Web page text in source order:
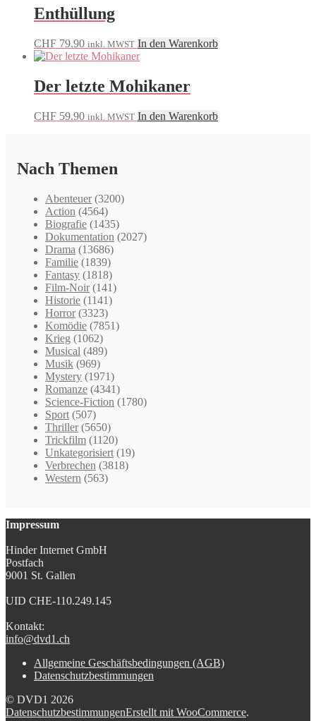
Enthüllung
CHF 79.90 inkl. MWST In den Warenkorb
Der letzte Mohikaner
CHF 59.90 inkl. MWST In den Warenkorb
Nach Themen
Abenteuer (3200)
Action (4564)
Biografie (1435)
Dokumentation (2027)
Drama (13686)
Familie (1839)
Fantasy (1818)
Film-Noir (141)
Historie (1141)
Horror (3323)
Komödie (7851)
Krieg (1062)
Musical (489)
Musik (969)
Mystery (1971)
Romanze (4341)
Science-Fiction (1780)
Sport (507)
Thriller (5650)
Trickfilm (1120)
Unkategorisiert (19)
Verbrechen (3818)
Western (563)
Impressum
Hinder Internet GmbH
Postfach
9001 St. Gallen
UID CHE-110.249.145
Kontakt:
info@dvd1.ch
Allgemeine Geschäftsbedingungen (AGB)
Datenschutzbestimmungen
© DVD1 2026
DatenschutzbestimmungenErstellt mit WooCommerce.